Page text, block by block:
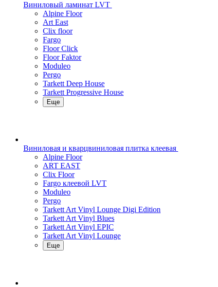
Виниловый ламинат LVT
Alpine Floor
Art East
Clix floor
Fargo
Floor Click
Floor Faktor
Moduleo
Pergo
Tarkett Deep House
Tarkett Progressive House
Еще
Виниловая и кварцвиниловая плитка клеевая
Alpine Floor
ART EAST
Clix Floor
Fargo клеевой LVT
Moduleo
Pergo
Tarkett Art Vinyl Lounge Digi Edition
Tarkett Art Vinyl Blues
Tarkett Art Vinyl EPIC
Tarkett Art Vinyl Lounge
Еще